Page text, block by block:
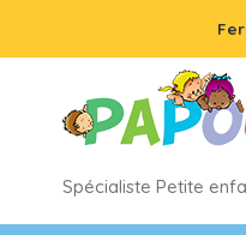
Spécialiste Petite